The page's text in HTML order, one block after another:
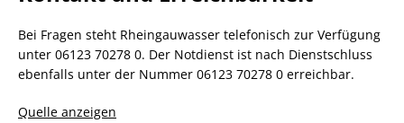
Bei Fragen steht Rheingauwasser telefonisch zur Verfügung
unter 06123 70278 0. Der Notdienst ist nach Dienstschluss
ebenfalls unter der Nummer 06123 70278 0 erreichbar.
Quelle anzeigen